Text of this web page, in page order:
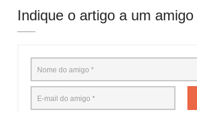
Indique o artigo a um amigo